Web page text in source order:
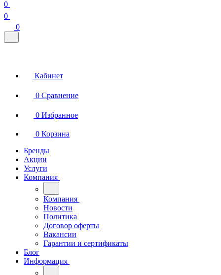
0
0
0
Кабинет
0 Сравнение
0 Избранное
0 Корзина
Бренды
Акции
Услуги
Компания
Компания
Новости
Политика
Договор оферты
Вакансии
Гарантии и сертификаты
Блог
Информация